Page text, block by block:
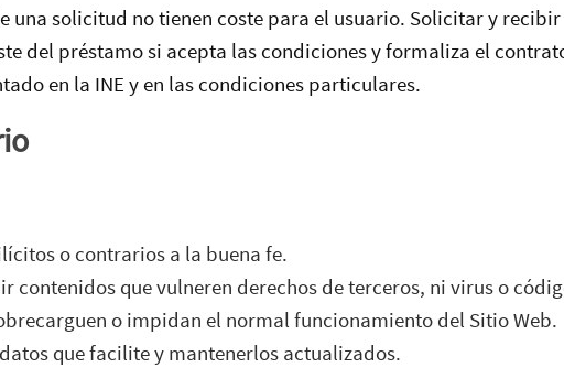
una solicitud no tienen coste para el usuario. Solicitar y
del préstamo si acepta las condiciones y formaliza el
en la INE y en las condiciones particulares.
o contrarios a la buena fe.
contenidos que vulneren derechos de terceros, ni virus o
o impidan el normal funcionamiento del Sitio Web.
que facilite y mantenerlos actualizados.